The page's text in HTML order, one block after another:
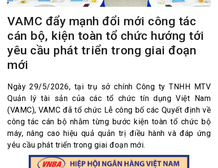
VAMC đẩy mạnh đổi mới công tác
cán bộ, kiện toàn tổ chức hướng tới
yêu cầu phát triển trong giai đoạn
mới
Ngày 29/5/2026, tại trụ sở chính Công ty TNHH MTV
Quản lý tài sản của các tổ chức tín dụng Việt Nam
(VAMC), VAMC đã tổ chức Lễ công bố các Quyết định về
công tác cán bộ nhằm từng bước kiện toàn tổ chức bộ
máy, nâng cao hiệu quả quản trị điều hành và đáp ứng
yêu cầu phát triển trong giai đoạn mới.